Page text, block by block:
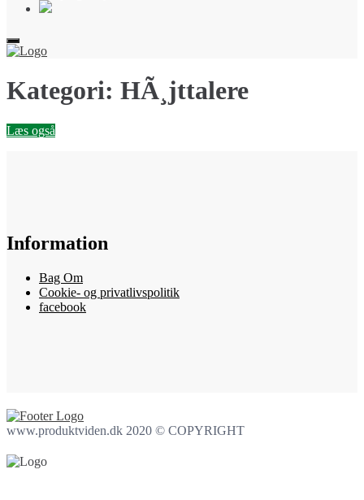
Kategori: HÃ¸jttalere
Læs også
Information
Bag Om
Cookie- og privatlivspolitik
facebook
www.produktviden.dk 2020 © COPYRIGHT